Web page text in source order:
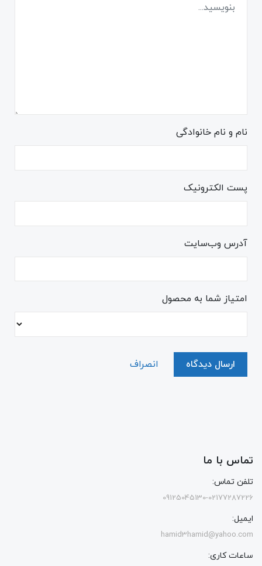
نام و نام خانوادگی
پست الکترونیک
آدرس وب‌سایت
امتیاز شما به محصول
ارسال دیدگاه انصراف
تماس با ما
تلفن تماس:
09125045130-02177287226
ایمیل:
hamid3hamid@yahoo.com
ساعات کاری: